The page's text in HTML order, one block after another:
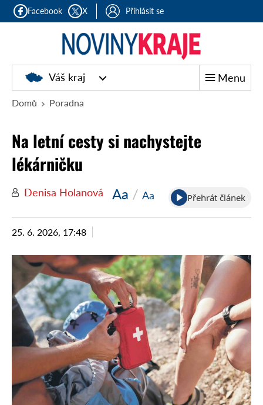
Facebook X Přihlásit se
Noviny
kraje
Váš kraj Menu
Domů Poradna
Na letní cesty si nachystejte
lékárničku
Denisa Holanová Aa / Aa Přehrát článek
25. 6. 2026, 17:48